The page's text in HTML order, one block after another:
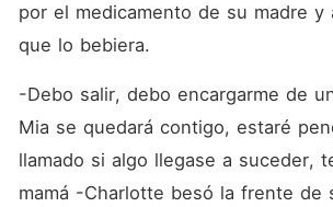
por el medicamento de su madre y
que lo bebiera.
-Debo salir, debo encargarme de
Mia se quedará contigo, estaré
llamado si algo llegase a suceder,
mamá -Charlotte besó la frente de